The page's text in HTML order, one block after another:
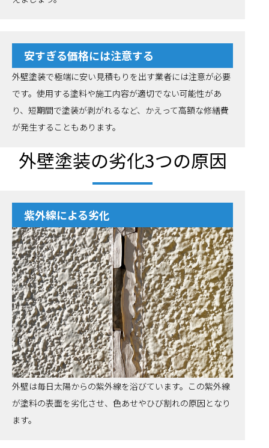
安すぎる価格には注意する
外壁塗装で極端に安い見積もりを出す業者には注意が必要
です。使用する塗料や施工内容が適切でない可能性があ
り、短期間で塗装が剥がれるなど、かえって高額な修繕費
が発生することもあります。
外壁塗装の劣化3つの原因
紫外線による劣化
外壁は毎日太陽からの紫外線を浴びています。この紫外線
が塗料の表面を劣化させ、色あせやひび割れの原因となり
ます。